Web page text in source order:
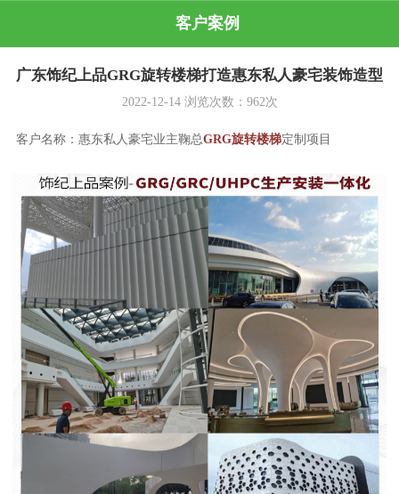
客户案例
广东饰纪上品GRG旋转楼梯打造惠东私人豪宅装饰造型
2022-12-14浏览次数： 962次
客户名称：惠东私人豪宅业主鞠总GRG旋转楼梯定制项目